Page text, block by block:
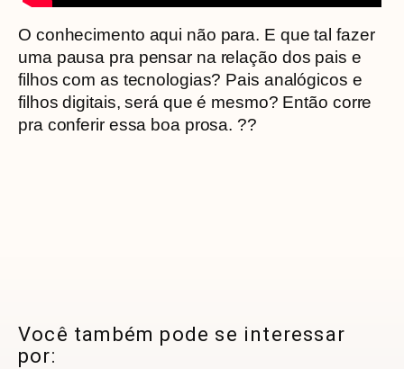
O conhecimento aqui não para. E que tal fazer
uma pausa pra pensar na relação dos pais e
filhos com as tecnologias? Pais analógicos e
filhos digitais, será que é mesmo? Então corre
pra conferir essa boa prosa. ??
Você também pode se interessar
por: